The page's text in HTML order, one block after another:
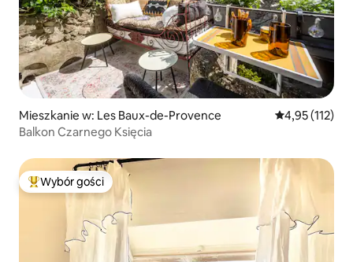
Mieszkanie w: Les Baux-de-Provence Średnia
4,95 (112)
Balkon Czarnego Księcia
Najpopularniejsze z kategorii Wybór gości
Wybór gości